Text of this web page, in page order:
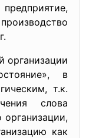
организации
в
т.к.
слова
организации,
как